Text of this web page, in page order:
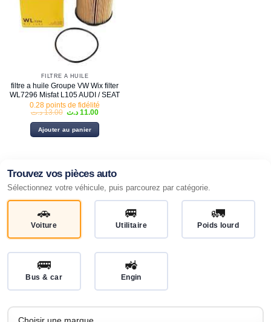
FILTRE À HUILE
filtre a huile Groupe VW Wix filter
WL7296 Misfat L105 AUDI / SEAT
0.28 points de fidélité
13.00 د.ت
Le
initial
était :
11.00 د.ت
Le
actuel
est :
Ajouter au panier
Trouvez vos pièces auto
Sélectionnez votre véhicule, puis parcourez par catégorie.
🚗
Voiture
🚐
Utilitaire
🚛
Poids lourd
🚌
Bus & car
🚜
Engin